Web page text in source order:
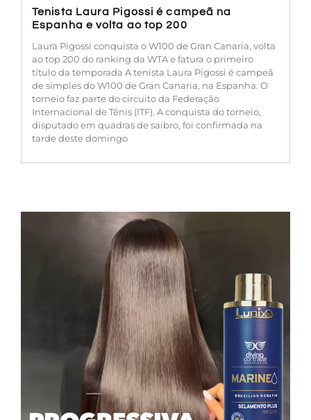
Tenista Laura Pigossi é campeã na
Espanha e volta ao top 200
Laura Pigossi conquista o W100 de Gran Canaria, volta
ao top 200 do ranking da WTA e fatura o primeiro
título da temporada A tenista Laura Pigossi é campeã
de simples do W100 de Gran Canaria, na Espanha. O
torneio faz parte do circuito da Federação
Internacional de Tênis (ITF). A conquista do torneio,
disputado em quadras de saibro, foi confirmada na
tarde deste domingo